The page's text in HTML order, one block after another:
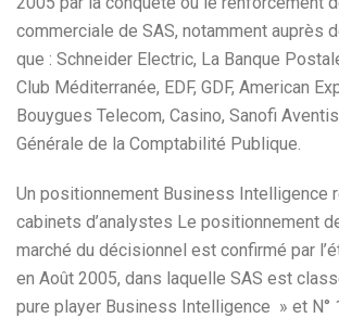
commerciale de SAS, notamment auprès
que : Schneider Electric, La Banque
Club Méditerranée, EDF, GDF, American
Bouygues Telecom, Casino, Sanofi
Générale de la Comptabilité Publique.
Un positionnement Business Intelligence
cabinets d’analystes Le positionnement
marché du décisionnel est confirmé par
en Août 2005, dans laquelle SAS est
pure player Business Intelligence » et N°